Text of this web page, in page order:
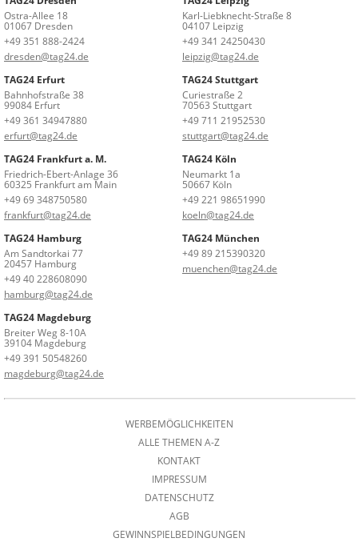
Ostra-Allee 18
01067 Dresden
+49 351 888-2424
dresden@tag24.de
Karl-Liebknecht-Straße 8
04107 Leipzig
+49 341 24250430
leipzig@tag24.de
TAG24 Erfurt
Bahnhofstraße 38
99084 Erfurt
+49 361 34947880
erfurt@tag24.de
TAG24 Stuttgart
Curiestraße 2
70563 Stuttgart
+49 711 21952530
stuttgart@tag24.de
TAG24 Frankfurt a. M.
Friedrich-Ebert-Anlage 36
60325 Frankfurt am Main
+49 69 348750580
frankfurt@tag24.de
TAG24 Köln
Neumarkt 1a
50667 Köln
+49 221 98651990
koeln@tag24.de
TAG24 Hamburg
Am Sandtorkai 77
20457 Hamburg
+49 40 228608090
hamburg@tag24.de
TAG24 München
+49 89 215390320
muenchen@tag24.de
TAG24 Magdeburg
Breiter Weg 8-10A
39104 Magdeburg
+49 391 50548260
magdeburg@tag24.de
WERBEMÖGLICHKEITEN
ALLE THEMEN A-Z
KONTAKT
IMPRESSUM
DATENSCHUTZ
AGB
GEWINNSPIELBEDINGUNGEN